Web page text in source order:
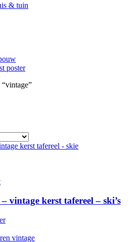
& tuin
poster
vintage kerst tafereel – ski’s